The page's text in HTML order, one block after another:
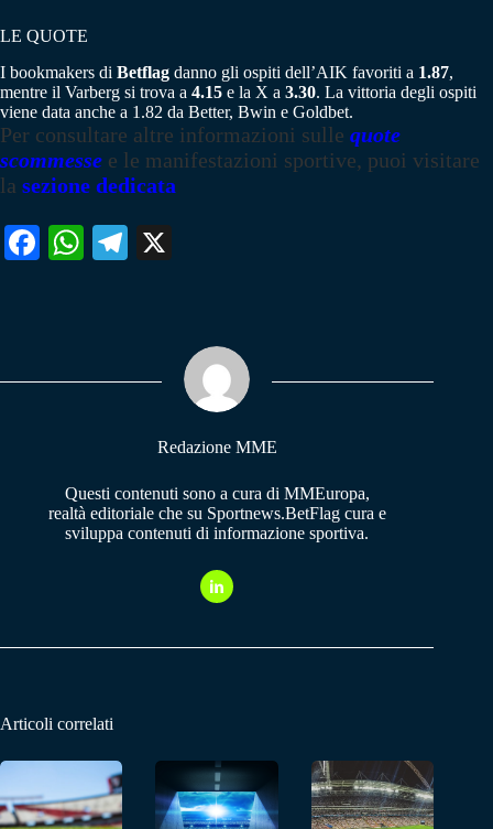
LE QUOTE
I bookmakers di Betflag danno gli ospiti dell’AIK favoriti a 1.87,
mentre il Varberg si trova a 4.15 e la X a 3.30. La vittoria degli ospiti
viene data anche a 1.82 da Better, Bwin e Goldbet.
Per consultare altre informazioni sulle quote
scommesse e le manifestazioni sportive, puoi visitare
la sezione dedicata
Fa W
pp
Te
m
Redazione MME
Questi contenuti sono a cura di MMEuropa,
realtà editoriale che su Sportnews.BetFlag cura e
sviluppa contenuti di informazione sportiva.
Articoli correlati